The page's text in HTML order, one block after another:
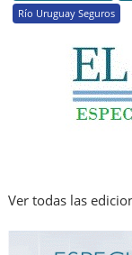
Río Uruguay Seguros
Ver todas las